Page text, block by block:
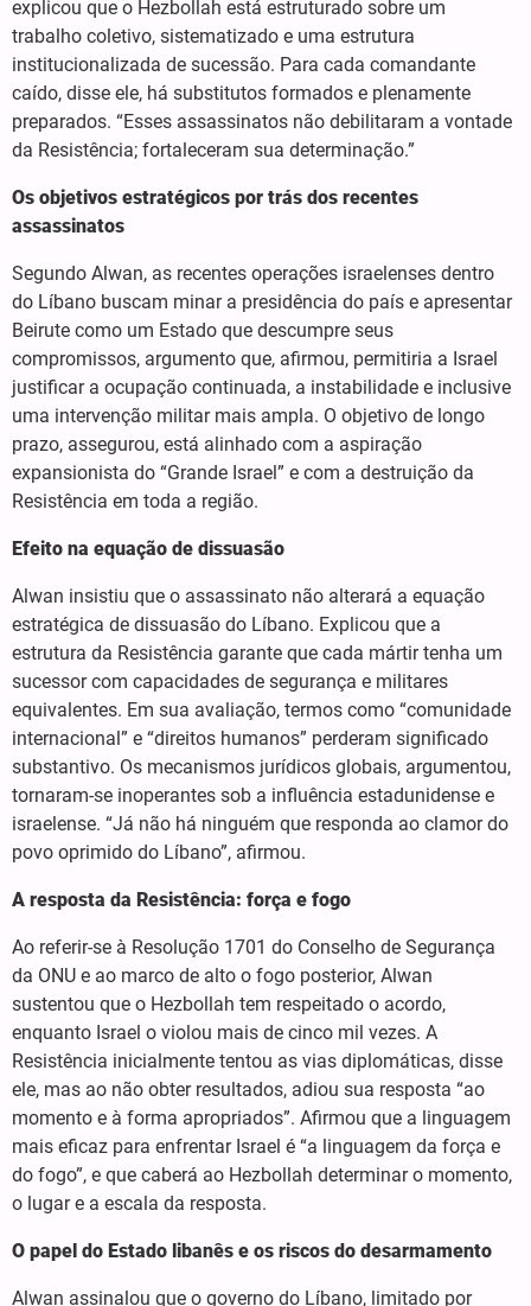
explicou que o Hezbollah está estruturado sobre um
trabalho coletivo, sistematizado e uma estrutura
institucionalizada de sucessão. Para cada comandante
caído, disse ele, há substitutos formados e plenamente
preparados. “Esses assassinatos não debilitaram a vontade
da Resistência; fortaleceram sua determinação.”
Os objetivos estratégicos por trás dos recentes
assassinatos
Segundo Alwan, as recentes operações israelenses dentro
do Líbano buscam minar a presidência do país e apresentar
Beirute como um Estado que descumpre seus
compromissos, argumento que, afirmou, permitiria a Israel
justificar a ocupação continuada, a instabilidade e inclusive
uma intervenção militar mais ampla. O objetivo de longo
prazo, assegurou, está alinhado com a aspiração
expansionista do “Grande Israel” e com a destruição da
Resistência em toda a região.
Efeito na equação de dissuasão
Alwan insistiu que o assassinato não alterará a equação
estratégica de dissuasão do Líbano. Explicou que a
estrutura da Resistência garante que cada mártir tenha um
sucessor com capacidades de segurança e militares
equivalentes. Em sua avaliação, termos como “comunidade
internacional” e “direitos humanos” perderam significado
substantivo. Os mecanismos jurídicos globais, argumentou,
tornaram-se inoperantes sob a influência estadunidense e
israelense. “Já não há ninguém que responda ao clamor do
povo oprimido do Líbano”, afirmou.
A resposta da Resistência: força e fogo
Ao referir-se à Resolução 1701 do Conselho de Segurança
da ONU e ao marco de alto o fogo posterior, Alwan
sustentou que o Hezbollah tem respeitado o acordo,
enquanto Israel o violou mais de cinco mil vezes. A
Resistência inicialmente tentou as vias diplomáticas, disse
ele, mas ao não obter resultados, adiou sua resposta “ao
momento e à forma apropriados”. Afirmou que a linguagem
mais eficaz para enfrentar Israel é “a linguagem da força e
do fogo”, e que caberá ao Hezbollah determinar o momento,
o lugar e a escala da resposta.
O papel do Estado libanês e os riscos do desarmamento
Alwan assinalou que o governo do Líbano, limitado por